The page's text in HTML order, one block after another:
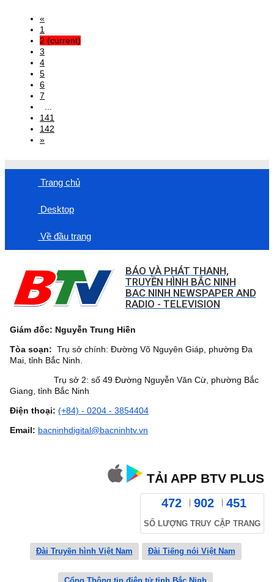
«
1
2 (current)
3
4
5
6
7
141
142
»
Trang chủ
Desktop
Về đầu trang
BÁO VÀ PHÁT THANH,
TRUYỀN HÌNH BẮC NINH
BAC NINH NEWSPAPER AND
RADIO - TELEVISION
Giám đốc: Nguyễn Trung Hiền
Tòa soạn: Trụ sở chính: Đường Võ Nguyên Giáp, phường Đa
Mai, tỉnh Bắc Ninh.
Trụ sở 2: số 49 Đường Nguyễn Văn Cừ, phường Bắc
Giang, tỉnh Bắc Ninh
Điện thoại: (+84) - 0204 - 3854404
Email: bacninhdigital@bacninhtv.vn
TẢI APP BTV PLUS
472 902 451
SỐ LƯỢNG TRUY CẬP TRANG
Đài Truyền hình Việt Nam Đài Tiếng nói Việt Nam